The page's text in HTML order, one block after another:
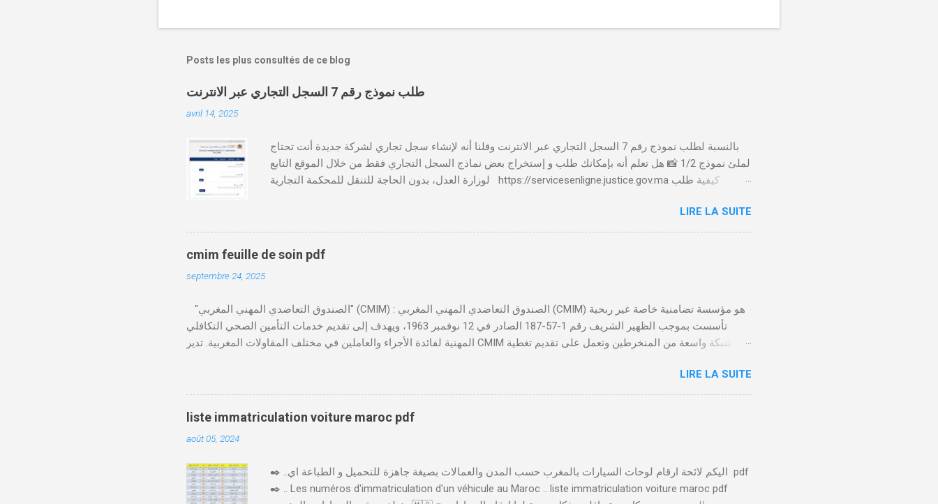
Posts les plus consultés de ce blog
طلب نموذج رقم 7 السجل التجاري عبر الانترنت
avril 14, 2025
بالنسبة لطلب نموذج رقم 7 السجل التجاري عبر الانترنت وقلنا أنه لإنشاء سجل تجاري لشركة جديدة أنت تحتاج
لملئ نموذج 1/2 📸 هل تعلم أنه بإمكانك طلب و إستخراج بعض نماذج السجل التجاري فقط من خلال الموقع التابع
لوزارة العدل، بدون الحاجة للتنقل للمحكمة التجارية https://servicesenligne.justice.gov.ma كيفية طلب
الأداء 20 درهم عن طريق البطاقة البنكية. تأكيد العملية . استلام النموذج في مدة أقصاها 24 ساعة . 🤔
LIRE LA SUITE
cmim feuille de soin pdf
septembre 24, 2025
"الصندوق التعاضدي المهني المغربي" (CMIM) : الصندوق التعاضدي المهني المغربي (CMIM) هو مؤسسة تضامنية خاصة غير ربحية
تأسست بموجب الظهير الشريف رقم 1-57-187 الصادر في 12 نوفمبر 1963، ويهدف إلى تقديم خدمات التأمين الصحي التكافلي
المهنية لفائدة الأجراء والعاملين في مختلف المقاولات المغربية. تدير CMIM شبكة واسعة من المنخرطين وتعمل على تقديم تغطية
يلعب الصندوق التعاضدي المهني المغربي دورًا حيويًا في النهوض بالصحة المهنية داخل المقاولات المغربية. حيث يؤكد على أهمية
توفير بيئة عمل صحية وآمنة والحفاظ على صحة ورفاهية الموظفين. ونظم الصندوق فعاليات سنوية مثل "يوم الصحة في العمل"، حيث
يتم تسليط الضوء على الابتكار الاجتماعي وأهمية تطبيق سياسات الصحة والسلامة المهنية لتحقيق صحة مستدامة في بيئة العمل.
الخدمات والابتكارات الرقمية لتسهيل استفادة المنخرطين من خدماته، أطلقت CMIM تطبيق CMIM Connect الذي يسمح بالوصول
LIRE LA SUITE
liste immatriculation voiture maroc pdf
août 05, 2024
✒️ ..اليكم لائحة ارقام لوحات السيارات بالمغرب حسب المدن والعمالات بصيغة جاهزة للتحميل و الطباعة اي pdf
✒️ .. Les numéros d'immatriculation d'un véhicule au Maroc .. liste immatriculation voiture maroc pdf